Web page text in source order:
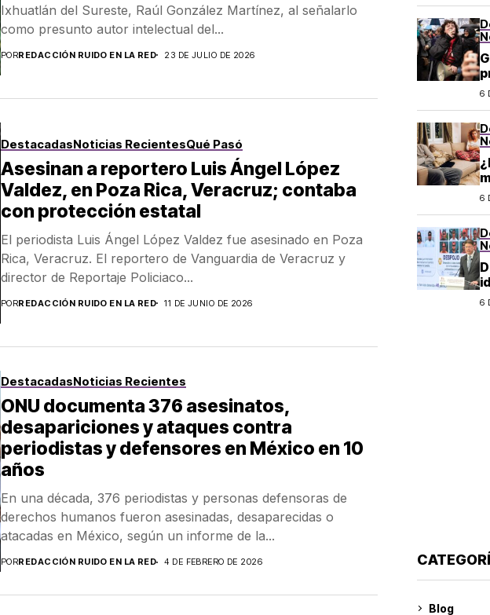
Ixhuatlán del Sureste, Raúl González Martínez, al señalarlo
como presunto autor intelectual del...
PORREDACCIÓN RUIDO EN LA RED 23 DE JULIO DE 2026
DestacadasNoticias RecientesQué Pasó
Asesinan a reportero Luis Ángel López
Valdez, en Poza Rica, Veracruz; contaba
con protección estatal
El periodista Luis Ángel López Valdez fue asesinado en Poza
Rica, Veracruz. El reportero de Vanguardia de Veracruz y
director de Reportaje Policiaco...
PORREDACCIÓN RUIDO EN LA RED 11 DE JUNIO DE 2026
DestacadasNoticias Recientes
ONU documenta 376 asesinatos,
desapariciones y ataques contra
periodistas y defensores en México en 10
años
En una década, 376 periodistas y personas defensoras de
derechos humanos fueron asesinadas, desaparecidas o
atacadas en México, según un informe de la...
PORREDACCIÓN RUIDO EN LA RED 4 DE FEBRERO DE 2026
6
6
6
Blog